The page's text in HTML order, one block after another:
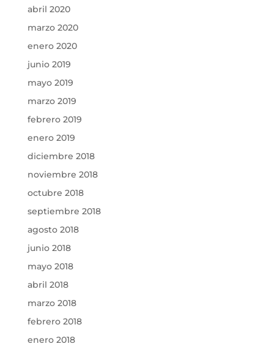
abril 2020
marzo 2020
enero 2020
junio 2019
mayo 2019
marzo 2019
febrero 2019
enero 2019
diciembre 2018
noviembre 2018
octubre 2018
septiembre 2018
agosto 2018
junio 2018
mayo 2018
abril 2018
marzo 2018
febrero 2018
enero 2018